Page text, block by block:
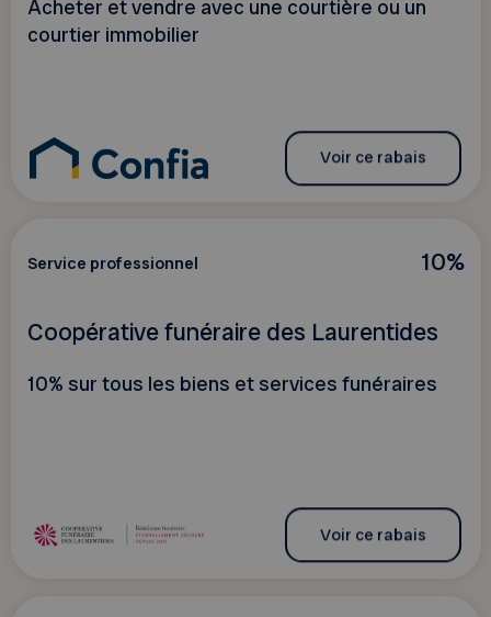
Acheter et vendre avec une courtière ou un
courtier immobilier
Voir ce rabais
10%
Service professionnel
Coopérative funéraire des Laurentides
10% sur tous les biens et services funéraires
Voir ce rabais